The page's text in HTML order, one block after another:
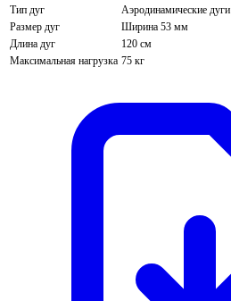
Тип дуг
Аэродинамические дуги
Размер дуг
Ширина 53 мм
Длина дуг
120 см
Максимальная нагрузка 75 кг